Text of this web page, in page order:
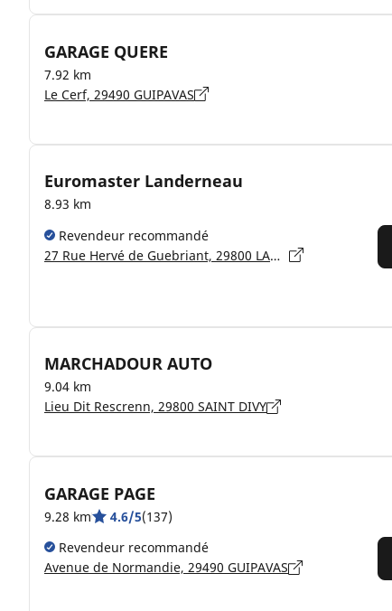
GARAGE QUERE
7.92 km
Le Cerf, 29490 GUIPAVAS
Euromaster Landerneau
8.93 km
Revendeur recommandé
27 Rue Hervé de Guebriant, 29800 LANDERNEAU
MARCHADOUR AUTO
9.04 km
Lieu Dit Rescrenn, 29800 SAINT DIVY
GARAGE PAGE
9.28 km 4.6/5(137)
Revendeur recommandé
Avenue de Normandie, 29490 GUIPAVAS